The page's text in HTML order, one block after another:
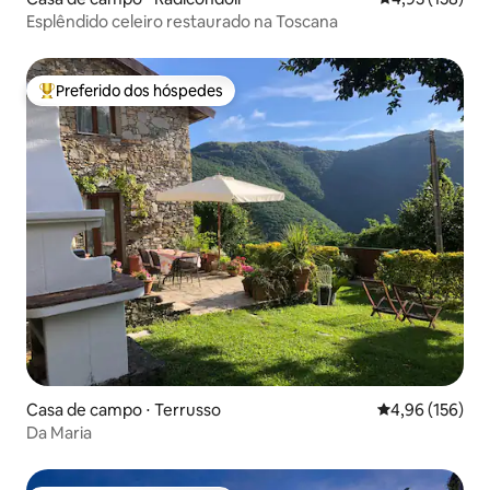
Esplêndido celeiro restaurado na Toscana
Entre os melhores preferidos dos hóspedes
Preferido dos hóspedes
Casa de campo ⋅ Terrusso 4,96 de uma
4,96 (156)
Da Maria